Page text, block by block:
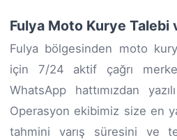
Fulya Moto Kurye Talebi
Fulya bölgesinden moto
için 7/24 aktif çağrı
WhatsApp hattımızdan
Operasyon ekibimiz size en
tahmini varış süresini ve